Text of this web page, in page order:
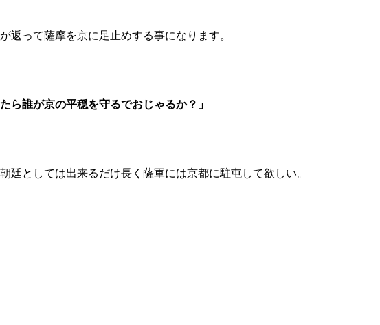
返って薩摩を京に足止めする事になります。
ら誰が京の平穏を守るでおじゃるか？」
廷としては出来るだけ長く薩軍には京都に駐屯して欲しい。